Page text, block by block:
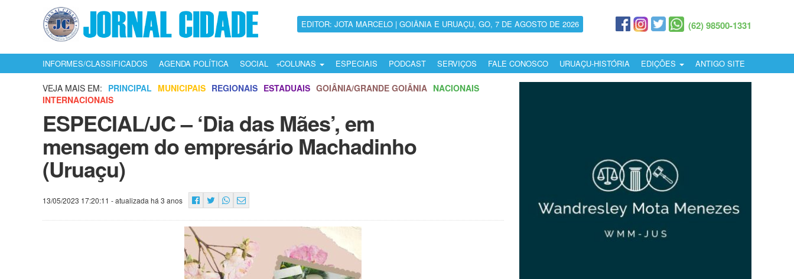
EDITOR: JOTA MARCELO | GOIÂNIA E URUAÇU, GO, 7 DE AGOSTO DE 2026 (62) 98500-1331
INFORMES/CLASSIFICADOS AGENDA POLÍTICA SOCIAL COLUNAS ESPECIAIS PODCAST SERVIÇOS FALE CONOSCO URUAÇU-HISTÓRIA EDIÇÕES ANTIGO SITE
VEJA MAIS EM: PRINCIPAL MUNICIPAIS REGIONAIS ESTADUAIS GOIÂNIA/GRANDE GOIÂNIA NACIONAIS
INTERNACIONAIS
ESPECIAL/JC – ‘Dia das Mães’, em
mensagem do empresário Machadinho
(Uruaçu)
13/05/2023 17:20:11 - atualizada há 3 anos